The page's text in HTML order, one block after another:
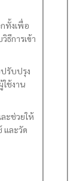
ทั้งเพื่อ
ธีการเข้า
ปรับปรุง
ใช้งาน
ะช่วยให้
และวัด